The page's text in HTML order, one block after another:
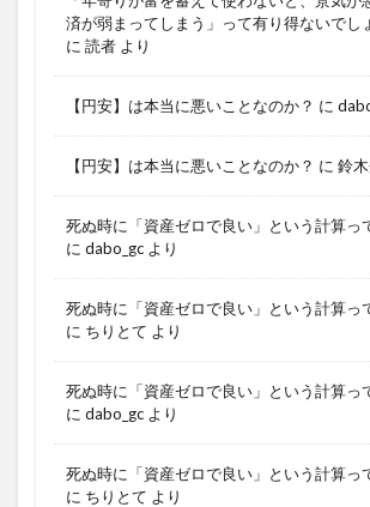
済が弱まってしまう」って有り得ないでし
に 読者 より
【円安】は本当に悪いことなのか？ に
【円安】は本当に悪いことなのか？ に 鈴
死ぬ時に「資産ゼロで良い」という計算っ
に dabo_gc より
死ぬ時に「資産ゼロで良い」という計算っ
に ちりとて より
死ぬ時に「資産ゼロで良い」という計算っ
に dabo_gc より
死ぬ時に「資産ゼロで良い」という計算っ
に ちりとて より